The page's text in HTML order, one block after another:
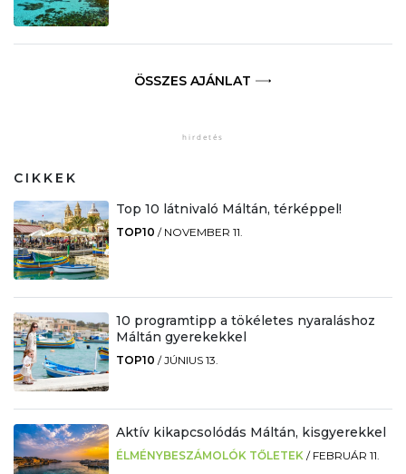
ÖSSZES AJÁNLAT
CIKKEK
Top 10 látnivaló Máltán, térképpel!
TOP10 / NOVEMBER 11.
10 programtipp a tökéletes nyaraláshoz
Máltán gyerekekkel
TOP10 /JÚNIUS 13.
Aktív kikapcsolódás Máltán, kisgyerekkel
ÉLMÉNYBESZÁMOLÓK TŐLETEK / FEBRUÁR 11.